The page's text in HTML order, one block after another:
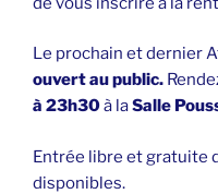
Le prochain et dernier
ouvert au public.
à 23h30à laSalle
Entrée libre et gratuite
disponibles.